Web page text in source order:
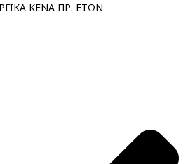
ΚΕΝΑ ΠΡ. ΕΤΩΝ